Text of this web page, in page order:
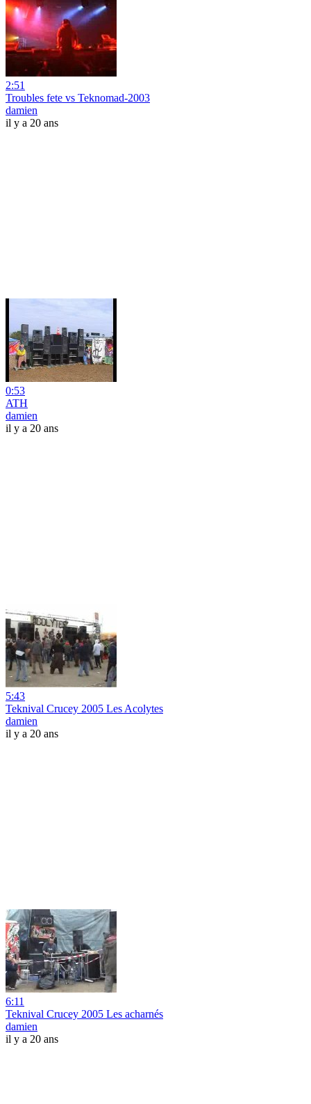
2:51
Troubles fete vs Teknomad-2003
damien
il y a 20 ans
0:53
ATH
damien
il y a 20 ans
5:43
Teknival Crucey 2005 Les Acolytes
damien
il y a 20 ans
6:11
Teknival Crucey 2005 Les acharnés
damien
il y a 20 ans